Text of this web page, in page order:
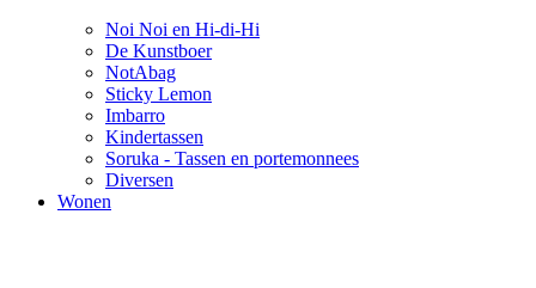
Noi Noi en Hi-di-Hi
De Kunstboer
NotAbag
Sticky Lemon
Imbarro
Kindertassen
Soruka - Tassen en portemonnees
Diversen
Wonen